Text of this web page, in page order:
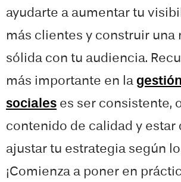
ayudarte a aumentar tu
más clientes y construir una
sólida con tu audiencia.
más importante en la
sociales es ser consistente,
contenido de calidad y estar
ajustar tu estrategia según
¡Comienza a poner en